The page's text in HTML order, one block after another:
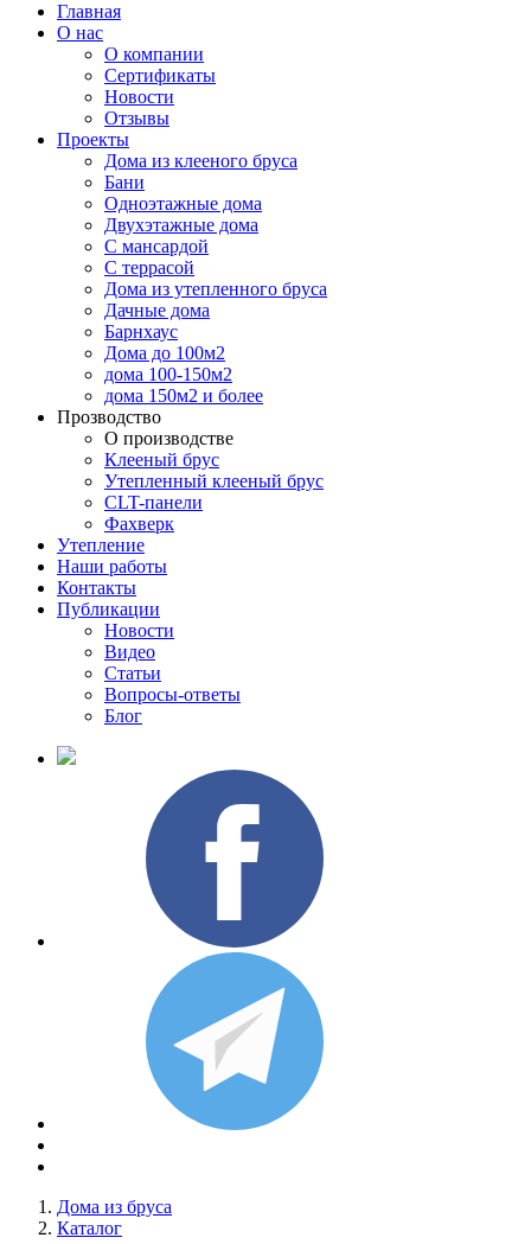
Главная
О нас
О компании
Сертификаты
Новости
Отзывы
Проекты
Дома из клееного бруса
Бани
Одноэтажные дома
Двухэтажные дома
С мансардой
С террасой
Дома из утепленного бруса
Дачные дома
Барнхаус
Дома до 100м2
дома 100-150м2
дома 150м2 и более
Прозводство
О производстве
Клееный брус
Утепленный клееный брус
CLT-панели
Фахверк
Утепление
Наши работы
Контакты
Публикации
Новости
Видео
Статьи
Вопросы-ответы
Блог
Дома из бруса
Каталог